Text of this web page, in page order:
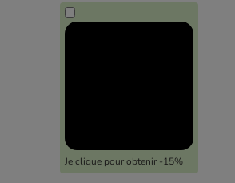
Je clique pour obtenir -15%